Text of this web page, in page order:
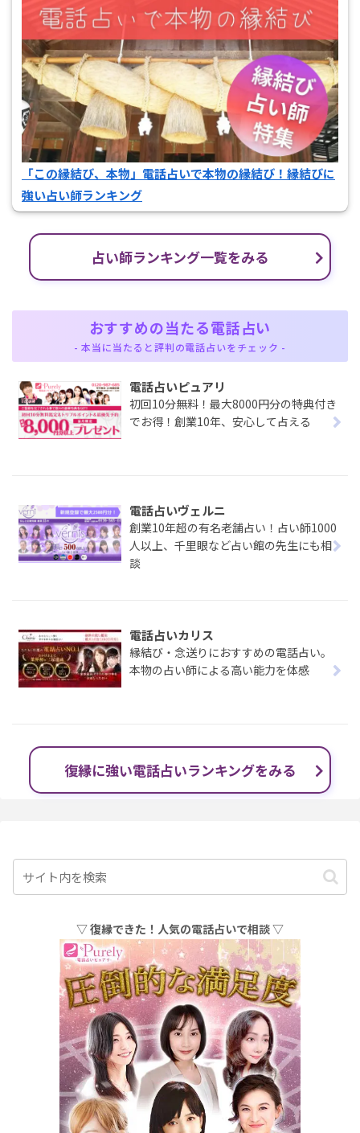
「この縁結び、本物」電話占いで本物の縁結び！縁結びに
強い占い師ランキング
占い師ランキング一覧をみる
おすすめの当たる電話占い
- 本当に当たると評判の電話占いをチェック -
電話占いピュアリ
初回10分無料！最大8000円分の特典付き
でお得！創業10年、安心して占える
電話占いヴェルニ
創業10年超の有名老舗占い！占い師1000
人以上、千里眼など占い館の先生にも相
談
電話占いカリス
縁結び・念送りにおすすめの電話占い。
本物の占い師による高い能力を体感
復縁に強い電話占いランキングをみる
▽ 復縁できた！人気の電話占いで相談 ▽